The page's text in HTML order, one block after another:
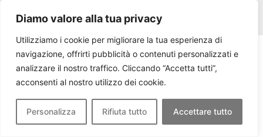
Diamo valore alla tua privacy
Utilizziamo i cookie per migliorare la tua esperienza di
navigazione, offrirti pubblicità o contenuti personalizzati e
analizzare il nostro traffico. Cliccando “Accetta tutti”,
acconsenti al nostro utilizzo dei cookie.
Personalizza Rifiuta tutto Accettare tutto